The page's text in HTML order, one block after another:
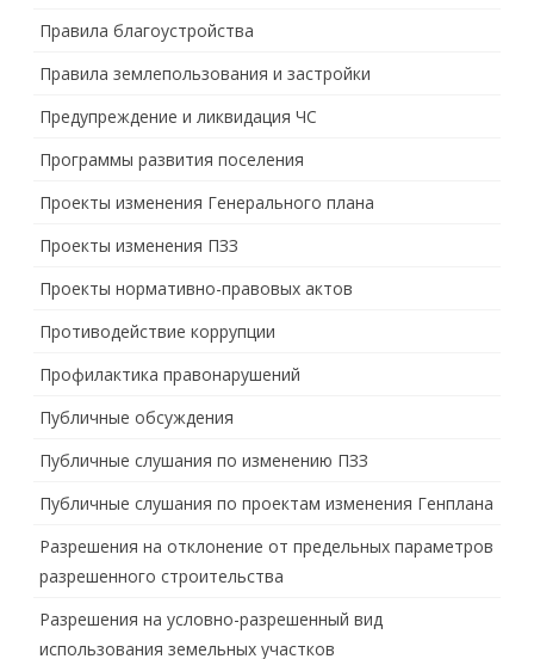
Правила благоустройства
Правила землепользования и застройки
Предупреждение и ликвидация ЧС
Программы развития поселения
Проекты изменения Генерального плана
Проекты изменения ПЗЗ
Проекты нормативно-правовых актов
Противодействие коррупции
Профилактика правонарушений
Публичные обсуждения
Публичные слушания по изменению ПЗЗ
Публичные слушания по проектам изменения Генплана
Разрешения на отклонение от предельных параметров
разрешенного строительства
Разрешения на условно-разрешенный вид
использования земельных участков